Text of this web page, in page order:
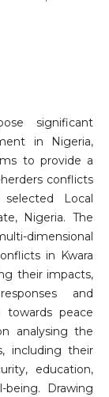
significant
in Nigeria,
to provide a
conflicts
Local
Nigeria. The
dimensional
in Kwara
their impacts,
and
towards peace
analysing the
including their
education,
being. Drawing